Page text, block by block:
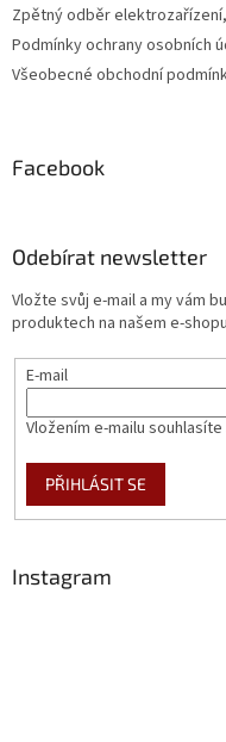
Zpětný odběr
Podmínky ochrany osobních
Všeobecné obchodní
Facebook
Odebírat newsletter
Vložte svůj e-mail a my vám
produktech na našem e-
E-mail
Vložením e-mailu souhlasíte
PŘIHLÁSIT SE
Instagram